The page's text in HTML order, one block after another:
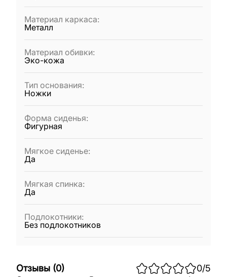
Материал каркаса:
Металл
Материал обивки:
Эко-кожа
Тип основания:
Ножки
Форма сиденья:
Фигурная
Мягкое сиденье:
Да
Мягкая спинка:
Да
Подлокотники:
Без подлокотников
Отзывы (0) 0/5